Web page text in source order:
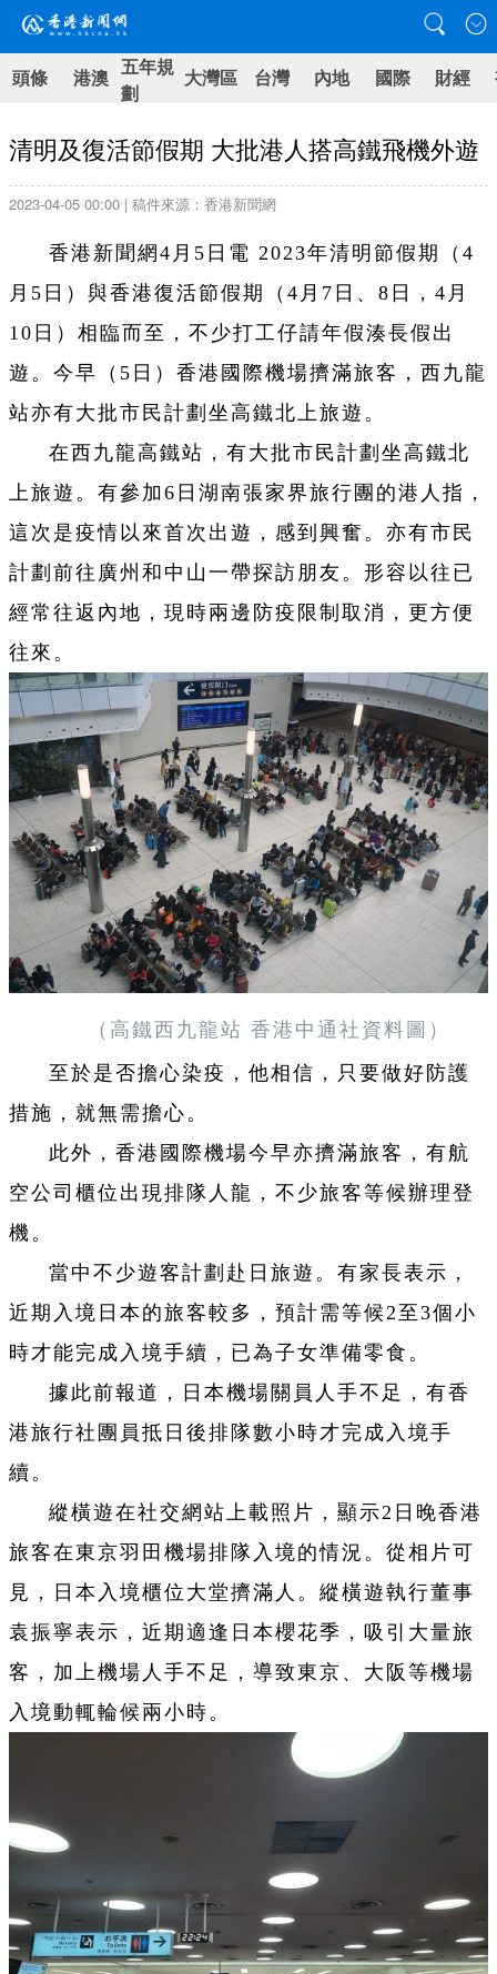
頭條 港澳 五年規
劃
大灣區 台灣 內地 國際 財經
清明及復活節假期 大批港人搭高鐵飛機外遊
2023-04-05 00:00 | 稿件來源：香港新聞網
香港新聞網4月5日電 2023年清明節假期（4
月5日）與香港復活節假期（4月7日、8日，4月
10日）相臨而至，不少打工仔請年假湊長假出
遊。今早（5日）香港國際機場擠滿旅客，西九龍
站亦有大批市民計劃坐高鐵北上旅遊。
在西九龍高鐵站，有大批市民計劃坐高鐵北
上旅遊。有參加6日湖南張家界旅行團的港人指，
這次是疫情以來首次出遊，感到興奮。亦有市民
計劃前往廣州和中山一帶探訪朋友。形容以往已
經常往返內地，現時兩邊防疫限制取消，更方便
往來。
（高鐵西九龍站 香港中通社資料圖）
至於是否擔心染疫，他相信，只要做好防護
措施，就無需擔心。
此外，香港國際機場今早亦擠滿旅客，有航
空公司櫃位出現排隊人龍，不少旅客等候辦理登
機。
當中不少遊客計劃赴日旅遊。有家長表示，
近期入境日本的旅客較多，預計需等候2至3個小
時才能完成入境手續，已為子女準備零食。
據此前報道，日本機場關員人手不足，有香
港旅行社團員抵日後排隊數小時才完成入境手
續。
縱橫遊在社交網站上載照片，顯示2日晚香港
旅客在東京羽田機場排隊入境的情況。從相片可
見，日本入境櫃位大堂擠滿人。縱橫遊執行董事
袁振寧表示，近期適逢日本櫻花季，吸引大量旅
客，加上機場人手不足，導致東京、大阪等機場
入境動輒輪候兩小時。